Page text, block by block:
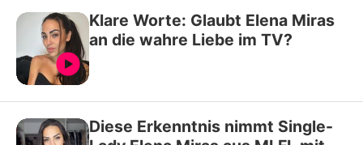
Klare Worte: Glaubt Elena Miras
an die wahre Liebe im TV?
Diese Erkenntnis nimmt Single-